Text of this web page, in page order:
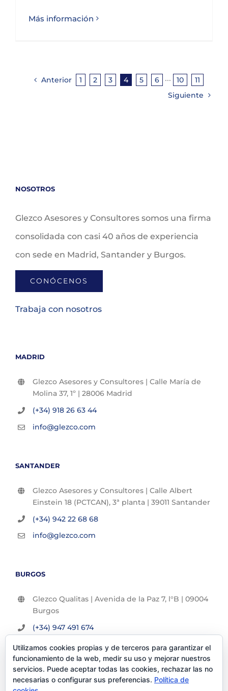
Más información
Anterior 1 2 3 4 5 6 ··· 10
11
Siguiente
NOSOTROS
Glezco Asesores y Consultores somos una firma
consolidada con casi 40 años de experiencia
con sede en Madrid, Santander y Burgos.
CONÓCENOS
Trabaja con nosotros
MADRID
Glezco Asesores y Consultores | Calle María de
Molina 37, 1º | 28006 Madrid
(+34) 918 26 63 44
info@glezco.com
SANTANDER
Glezco Asesores y Consultores | Calle Albert
Einstein 18 (PCTCAN), 3ª planta | 39011 Santander
(+34) 942 22 68 68
info@glezco.com
BURGOS
Glezco Qualitas | Avenida de la Paz 7, l°B | 09004
Burgos
(+34) 947 491 674
info@glezco.com
Utilizamos cookies propias y de terceros para garantizar el
funcionamiento de la web, medir su uso y mejorar nuestros
servicios. Puede aceptar todas las cookies, rechazar las no
necesarias o configurar sus preferencias. Política de